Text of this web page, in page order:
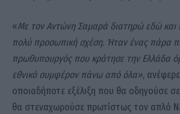
«Με τον Αντώνη Σαμαρά διατηρώ εδώ και
πολύ προσωπική σχέση. Ήταν ένας πάρα
πρωθυπουργός που κράτησε την Ελλάδα
εθνικό συμφέρον πάνω από όλα»,
οποιαδήποτε εξέλιξη που θα οδηγούσε
θα στεναχωρούσε πρωτίστως τον απλό